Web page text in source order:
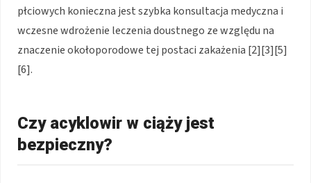
płciowych konieczna jest szybka konsultacja medyczna i
wczesne wdrożenie leczenia doustnego ze względu na
znaczenie okołoporodowe tej postaci zakażenia [2][3][5]
[6].
Czy acyklowir w ciąży jest
bezpieczny?